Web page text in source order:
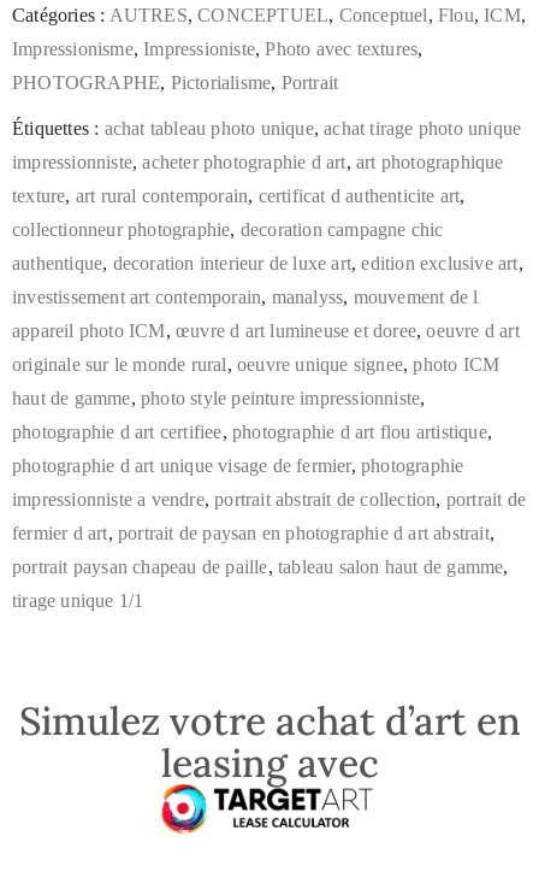
Catégories : AUTRES,CONCEPTUEL, Conceptuel,Flou,ICM,
Impressionisme,Impressioniste,Photo avec textures,
PHOTOGRAPHE, Pictorialisme, Portrait
Étiquettes : achat tableau photo unique,achat tirage photo unique
impressionniste,acheter photographie d art,art photographique
texture, art rural contemporain, certificat d authenticite art,
collectionneur photographie, decoration campagne chic
authentique, decoration interieur de luxe art,edition exclusive art,
investissement art contemporain, manalyss, mouvement de l
appareil photo ICM,œuvre d art lumineuse et doree,oeuvre d art
originale sur le monde rural,oeuvre unique signee,photo ICM
haut de gamme,photo style peinture impressionniste,
photographie d art certifiee,photographie d art flou artistique,
photographie d art unique visage de fermier,photographie
impressionniste a vendre,portrait abstrait de collection, portrait de
fermier d art,portrait de paysan en photographie d art abstrait,
portrait paysan chapeau de paille,tableau salon haut de gamme,
tirage unique 1/1
Simulez votre achat d’art en
leasing avec